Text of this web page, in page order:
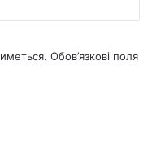
Обов’язкові поля